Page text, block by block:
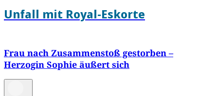
Unfall mit Royal-Eskorte
Frau nach Zusammenstoß gestorben –
Herzogin Sophie äußert sich